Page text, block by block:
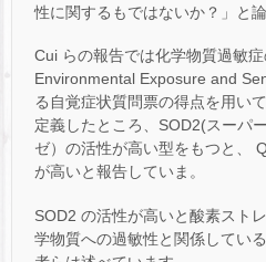
性に関するもではないか？」と
Cui らの報告では化学物質過敏
Environmental Exposure and
る自覚症状質問票の得点を用い
定義したところ、SOD2(スーパ
ゼ）の活性が高い型をもつと、
が高いと報告していま。
SOD2 の活性が高いと酸素スト
学物質への過敏性と関係してい